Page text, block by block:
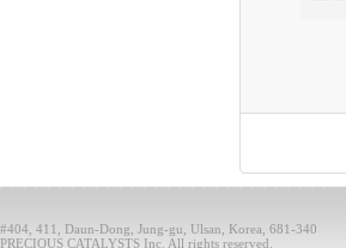
#404, 411, Daun-Dong, Jung-gu, Ulsan, Korea, 681-340
PRECIOUS CATALYSTS Inc. All rights reserved.